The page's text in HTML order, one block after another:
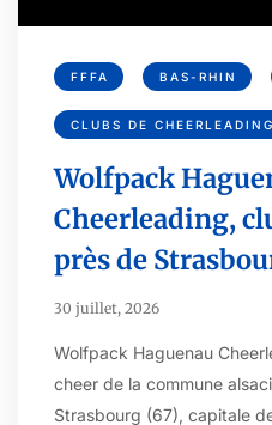
FFFA BAS-RHIN
CLUBS DE
Wolfpack
Cheerleading,
près de
30 juillet, 2026
Wolfpack Haguenau
cheer de la commune
Strasbourg (67), capitale